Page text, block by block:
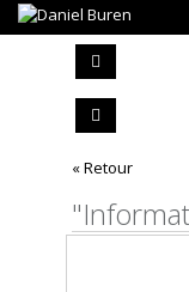
« Retour